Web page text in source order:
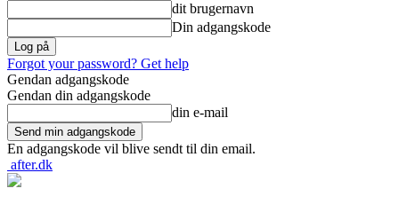
dit brugernavn
Din adgangskode
Forgot your password? Get help
Gendan adgangskode
Gendan din adgangskode
din e-mail
En adgangskode vil blive sendt til din email.
after.dk